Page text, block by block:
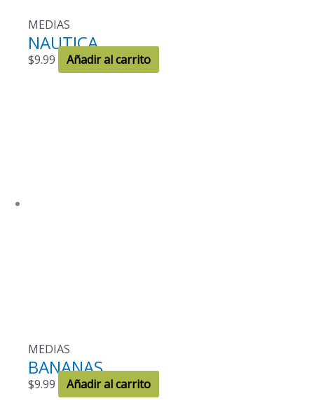
MEDIAS
NAUTICA
$9.99 Añadir al carrito
MEDIAS
BANANAS
$9.99 Añadir al carrito